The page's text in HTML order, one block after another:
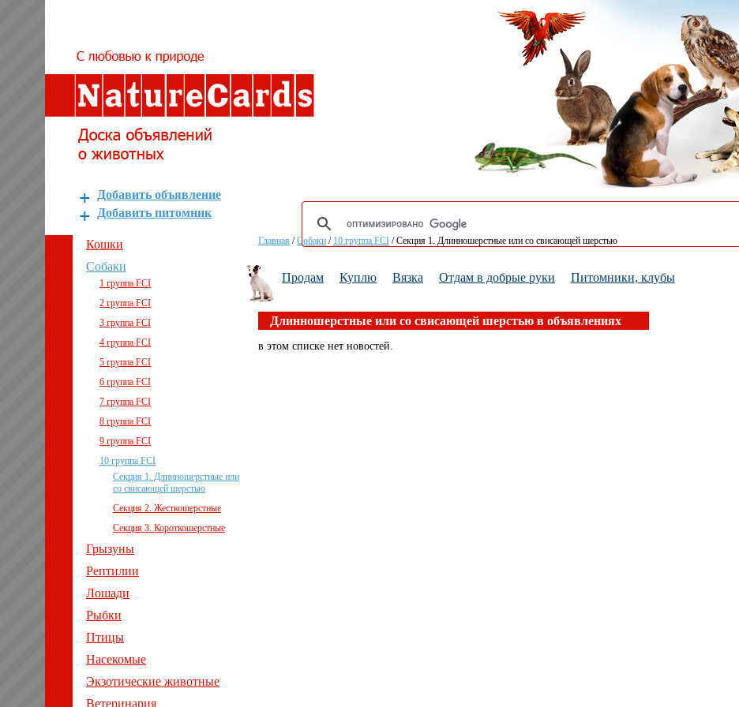
Добавить объявление
Добавить питомник
Кошки
Собаки
1 группа FCI
2 группа FCI
3 группа FCI
4 группа FCI
5 группа FCI
6 группа FCI
7 группа FCI
8 группа FCI
9 группа FCI
10 группа FCI
Секция 1. Длинношерстные или
со свисающей шерстью
Секция 2. Жесткошерстные
Секция 3. Короткошерстные
Грызуны
Рептилии
Лошади
Рыбки
Птицы
Насекомые
Экзотические животные
Ветеринария
Главная /Собаки / 10 группа FCI /Секция 1. Длинношерстные или со свисающей шерстью
Продам Куплю Вязка Отдам в добрые руки Питомники, клубы
Длинношерстные или со свисающей шерстью в объявлениях
в этом списке нет новостей.